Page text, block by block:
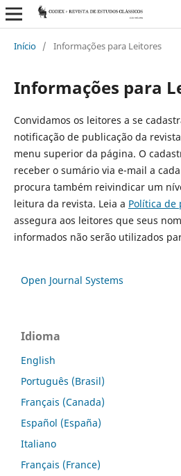
Início / Informações para Leitores
Informações para
Convidamos os leitores a se
notificação de publicação da
menu superior da página. O
receber o sumário via e-mail a
procura também reivindicar um
leitura da revista. Leia a Política de
assegura aos leitores que seus
informados não serão utilizados
Open Journal Systems
Idioma
English
Português (Brasil)
Français (Canada)
Español (España)
Italiano
Français (France)